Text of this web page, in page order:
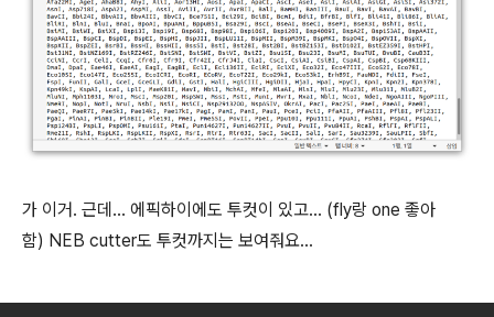
가 이거. 근데... 에픽하이에도 투컷이 있고... (fly랑 one 좋아
함) NEB cutter도 투컷까지는 보여줘요...